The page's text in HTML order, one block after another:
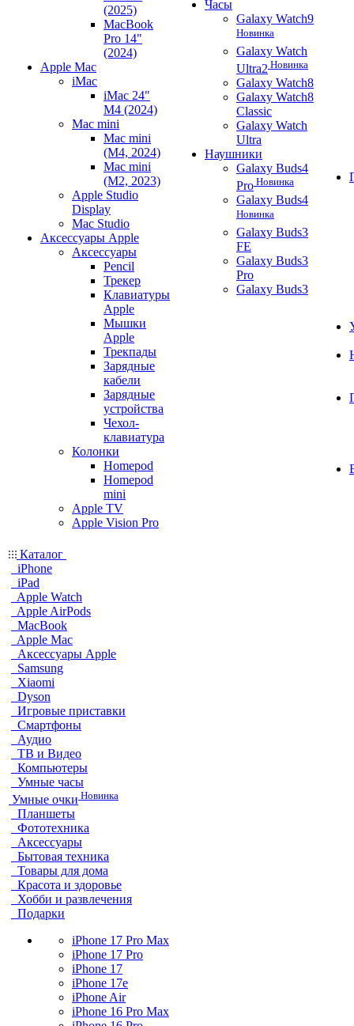
(2025)
MacBook
Pro 14"
(2024)
Apple Mac
iMac
iMac 24"
M4 (2024)
Mac mini
Mac mini
(M4, 2024)
Mac mini
(M2, 2023)
Apple Studio
Display
Mac Studio
Аксессуары Apple
Аксессуары
Pencil
Трекер
Клавиатуры
Apple
Мышки
Apple
Трекпады
Зарядные
кабели
Зарядные
устройства
Чехол-
клавиатура
Колонки
Homepod
Homepod
mini
Apple TV
Apple Vision Pro
Часы
Galaxy Watch9
Новинка
Galaxy Watch
Ultra2 Новинка
Galaxy Watch8
Galaxy Watch8
Classic
Galaxy Watch
Ultra
Наушники
Galaxy Buds4
Pro Новинка
Galaxy Buds4
Новинка
Galaxy Buds3
FE
Galaxy Buds3
Pro
Galaxy Buds3
Каталог
iPhone
iPad
Apple Watch
Apple AirPods
MacBook
Apple Mac
Аксессуары Apple
Samsung
Xiaomi
Dyson
Игровые приставки
Смартфоны
Аудио
ТВ и Видео
Компьютеры
Умные часы
Умные очки Новинка
Планшеты
Фототехника
Аксессуары
Бытовая техника
Товары для дома
Красота и здоровье
Хобби и развлечения
Подарки
iPhone 17 Pro Max
iPhone 17 Pro
iPhone 17
iPhone 17e
iPhone Air
iPhone 16 Pro Max